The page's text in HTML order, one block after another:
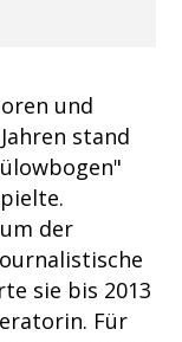
und
stand
der
sie bis 2013
Für